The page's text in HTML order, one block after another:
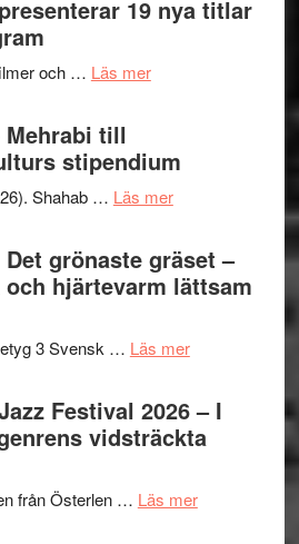
för
X-
I
Want
to
Believe
Vrach
Frankenshtey
med
Mulder
och
Dana
19 nya titlar
och … Läs merom
presenterar
19
titlar
i
Mehrabi till
stipendium
Shahab … Läs merom
Shahab
Mehrabi
till
Kulturs
grönaste gräset –
hjärtevarm lättsam
3 Svensk … Läs merom
Det
grönaste
gräset
en
Festival 2026 – I
vidsträckta
från Österlen … Läs merom